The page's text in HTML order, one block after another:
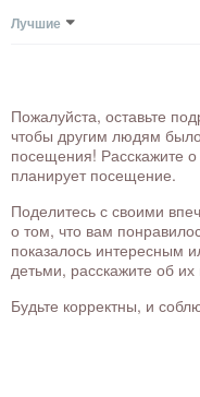
Лучшие
Пожалуйста, оставьте
чтобы другим людям
посещения! Расскажите о
планирует посещение.
Поделитесь с своими
о том, что вам
показалось интересным
детьми, расскажите об их
Будьте корректны, и